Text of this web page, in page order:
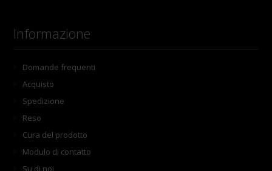
Informazione
Domande frequenti
Acquisto
Spedizione
Reso
Cura del prodotto
Modulo di contatto
Su di noi